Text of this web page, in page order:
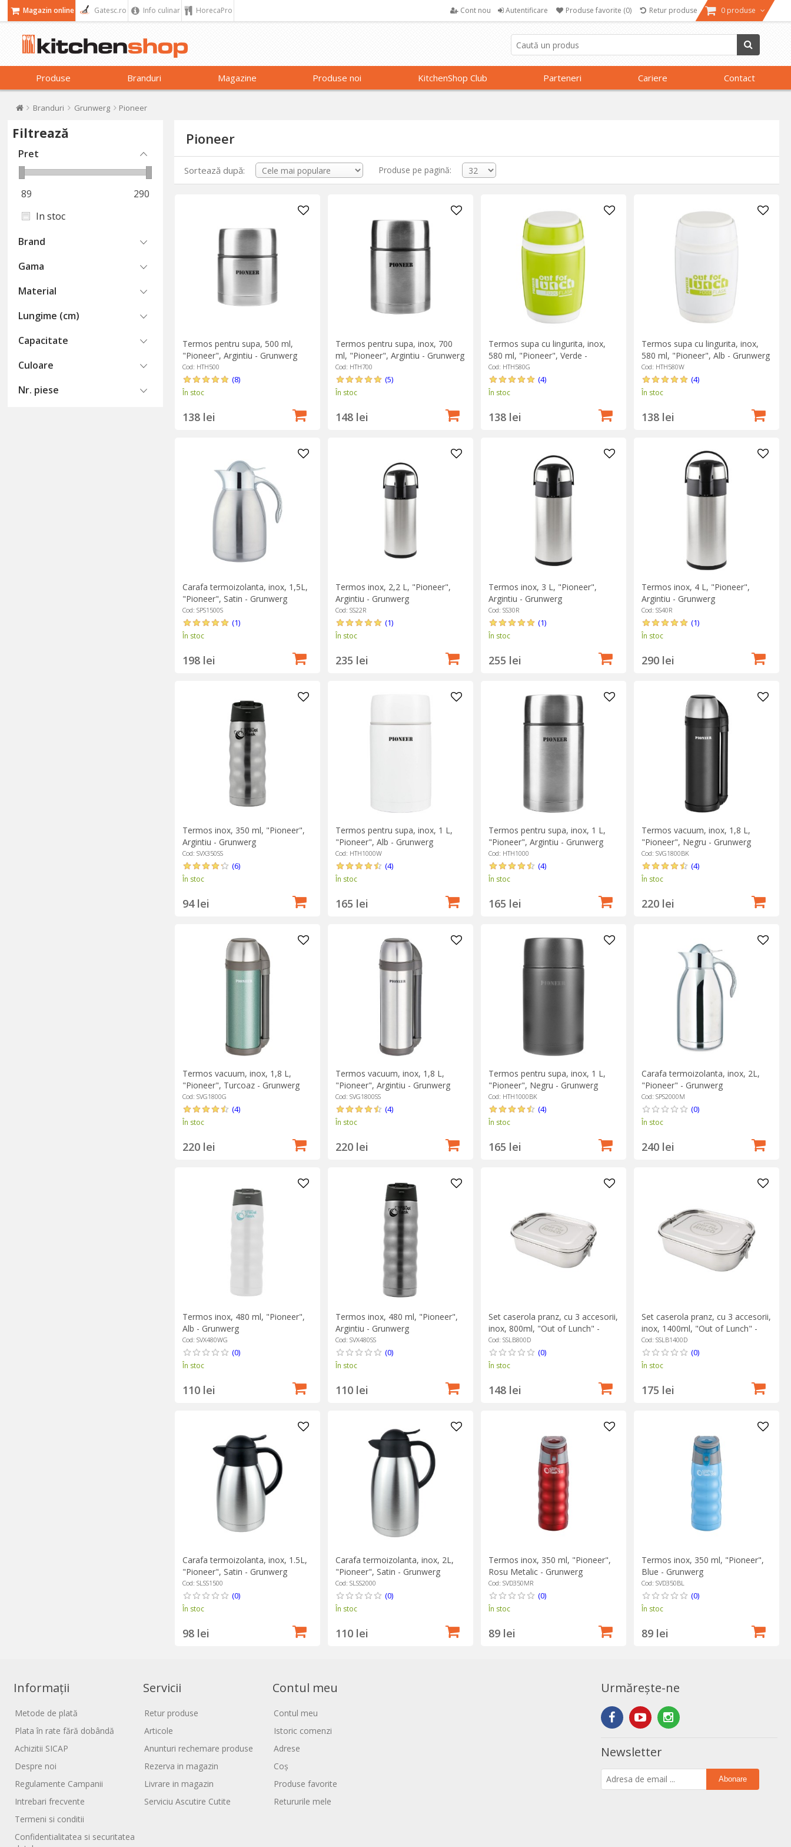
Magazin online Gatesc.ro Info culinar HorecaPro Cont nou Autentificare Produse favorite (0) Retur produse 0 produse
Produse Branduri Magazine Produse noi KitchenShop Club Parteneri Cariere Contact
Branduri Grunwerg Pioneer
Filtrează
Pret
89
290
In stoc
Brand
Gama
Material
Lungime (cm)
Capacitate
Culoare
Nr. piese
Pioneer
Sortează după: Produse pe pagină:
Termos pentru supa, 500 ml,
"Pioneer", Argintiu - Grunwerg
Cod: HTH500
(8)
În stoc
138 lei
Termos pentru supa, inox, 700
ml, "Pioneer", Argintiu - Grunwerg
Cod: HTH700
(5)
În stoc
148 lei
Termos supa cu lingurita, inox,
580 ml, "Pioneer", Verde -
Grunwerg
Cod: HTH580G
(4)
În stoc
138 lei
Termos supa cu lingurita, inox,
580 ml, "Pioneer", Alb - Grunwerg
Cod: HTH580W
(4)
În stoc
138 lei
Carafa termoizolanta, inox, 1,5L,
"Pioneer", Satin - Grunwerg
Cod: SPS1500S
(1)
În stoc
198 lei
Termos inox, 2,2 L, "Pioneer",
Argintiu - Grunwerg
Cod: SS22R
(1)
În stoc
235 lei
Termos inox, 3 L, "Pioneer",
Argintiu - Grunwerg
Cod: SS30R
(1)
În stoc
255 lei
Termos inox, 4 L, "Pioneer",
Argintiu - Grunwerg
Cod: SS40R
(1)
În stoc
290 lei
Termos inox, 350 ml, "Pioneer",
Argintiu - Grunwerg
Cod: SVX350SS
(6)
În stoc
94 lei
Termos pentru supa, inox, 1 L,
"Pioneer", Alb - Grunwerg
Cod: HTH1000W
(4)
În stoc
165 lei
Termos pentru supa, inox, 1 L,
"Pioneer", Argintiu - Grunwerg
Cod: HTH1000
(4)
În stoc
165 lei
Termos vacuum, inox, 1,8 L,
"Pioneer", Negru - Grunwerg
Cod: SVG1800BK
(4)
În stoc
220 lei
Termos vacuum, inox, 1,8 L,
"Pioneer", Turcoaz - Grunwerg
Cod: SVG1800G
(4)
În stoc
220 lei
Termos vacuum, inox, 1,8 L,
"Pioneer", Argintiu - Grunwerg
Cod: SVG1800SS
(4)
În stoc
220 lei
Termos pentru supa, inox, 1 L,
"Pioneer", Negru - Grunwerg
Cod: HTH1000BK
(4)
În stoc
165 lei
Carafa termoizolanta, inox, 2L,
"Pioneer" - Grunwerg
Cod: SPS2000M
(0)
În stoc
240 lei
Termos inox, 480 ml, "Pioneer",
Alb - Grunwerg
Cod: SVX480WG
(0)
În stoc
110 lei
Termos inox, 480 ml, "Pioneer",
Argintiu - Grunwerg
Cod: SVX480SS
(0)
În stoc
110 lei
Set caserola pranz, cu 3 accesorii,
inox, 800ml, "Out of Lunch" -
Grunwerg
Cod: SSLB800D
(0)
În stoc
148 lei
Set caserola pranz, cu 3 accesorii,
inox, 1400ml, "Out of Lunch" -
Grunwerg
Cod: SSLB1400D
(0)
În stoc
175 lei
Carafa termoizolanta, inox, 1.5L,
"Pioneer", Satin - Grunwerg
Cod: SLSS1500
(0)
În stoc
98 lei
Carafa termoizolanta, inox, 2L,
"Pioneer", Satin - Grunwerg
Cod: SLSS2000
(0)
În stoc
110 lei
Termos inox, 350 ml, "Pioneer",
Rosu Metalic - Grunwerg
Cod: SVD350MR
(0)
În stoc
89 lei
Termos inox, 350 ml, "Pioneer",
Blue - Grunwerg
Cod: SVD350BL
(0)
În stoc
89 lei
Informații
Metode de plată
Plata în rate fără dobândă
Achizitii SICAP
Despre noi
Regulamente Campanii
Intrebari frecvente
Termeni si conditii
Confidentialitatea si securitatea
Servicii
Retur produse
Articole
Anunturi rechemare produse
Rezerva in magazin
Livrare in magazin
Serviciu Ascutire Cutite
Contul meu
Contul meu
Istoric comenzi
Adrese
Coș
Produse favorite
Retururile mele
Urmărește-ne
Newsletter
Abonare